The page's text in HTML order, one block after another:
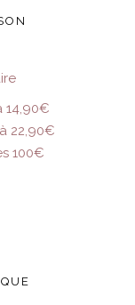
14,90€
22,90€
100€